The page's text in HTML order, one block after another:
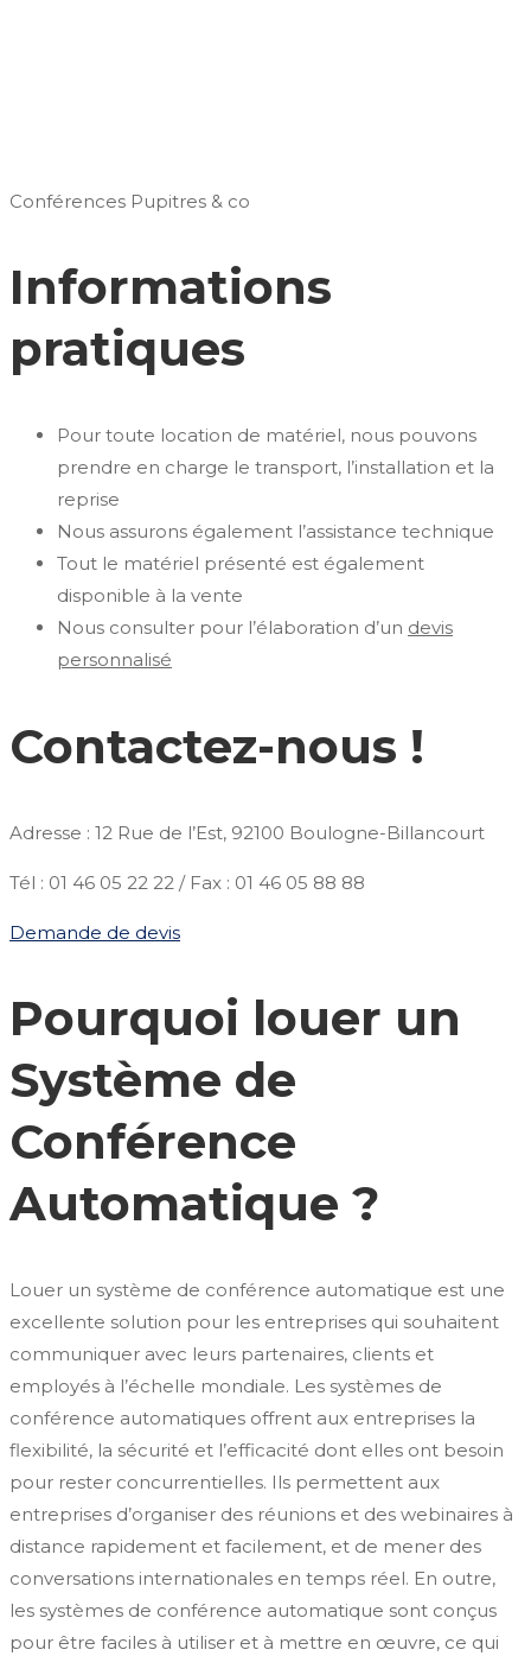
Conférences Pupitres & co
Informations
pratiques
Pour toute location de matériel, nous pouvons
prendre en charge le transport, l’installation et la
reprise
Nous assurons également l’assistance technique
Tout le matériel présenté est également
disponible à la vente
Nous consulter pour l’élaboration d’un devis
personnalisé
Contactez-nous !
Adresse : 12 Rue de l’Est, 92100 Boulogne-Billancourt
Tél : 01 46 05 22 22 / Fax : 01 46 05 88 88
Demande de devis
Pourquoi louer un
Système de
Conférence
Automatique ?
Louer un système de conférence automatique est une
excellente solution pour les entreprises qui souhaitent
communiquer avec leurs partenaires, clients et
employés à l’échelle mondiale. Les systèmes de
conférence automatiques offrent aux entreprises la
flexibilité, la sécurité et l’efficacité dont elles ont besoin
pour rester concurrentielles. Ils permettent aux
entreprises d’organiser des réunions et des webinaires à
distance rapidement et facilement, et de mener des
conversations internationales en temps réel. En outre,
les systèmes de conférence automatique sont conçus
pour être faciles à utiliser et à mettre en œuvre, ce qui